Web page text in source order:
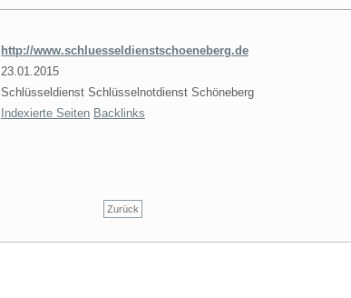
http://www.schluesseldienstschoeneberg.de
23.01.2015
Schlüsseldienst Schlüsselnotdienst Schöneberg
Indexierte Seiten Backlinks
Zurück